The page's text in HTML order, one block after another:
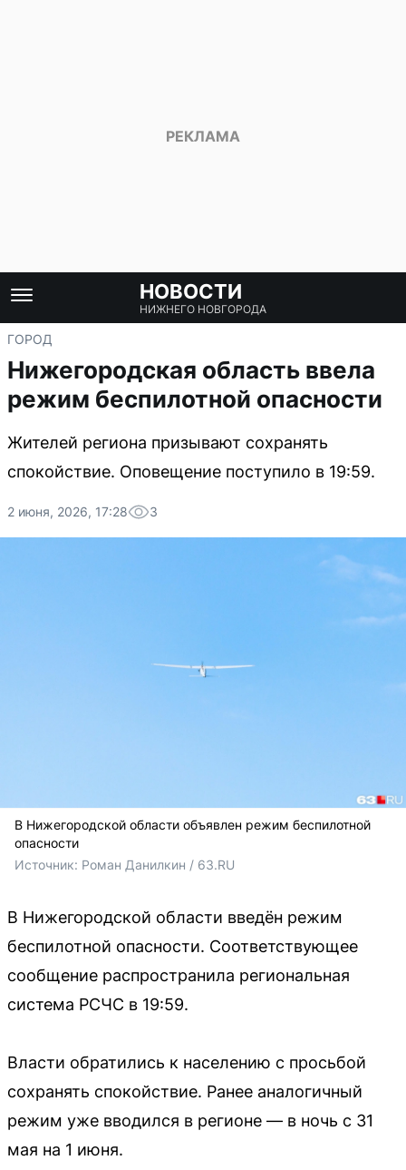
НОВОСТИ
НИЖНЕГО НОВГОРОДА
ГОРОД
Нижегородская область ввела
режим беспилотной опасности
Жителей региона призывают сохранять
спокойствие. Оповещение поступило в 19:59.
2 июня, 2026, 17:28 3
В Нижегородской области объявлен режим беспилотной
опасности
Источник: Роман Данилкин / 63.RU
В Нижегородской области введён режим
беспилотной опасности. Соответствующее
сообщение распространила региональная
система РСЧС в 19:59.
Власти обратились к населению с просьбой
сохранять спокойствие. Ранее аналогичный
режим уже вводился в регионе — в ночь с 31
мая на 1 июня.